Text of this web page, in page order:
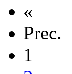
«
Prec.
1